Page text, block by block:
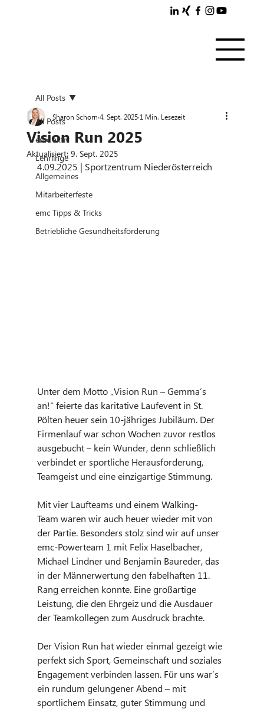
All Posts
emc aktiv
Lehrlinge
Allgemeines
Mitarbeiterfeste
emc Tipps & Tricks
Betriebliche Gesundheitsförderung
All Posts
Vision Run 2025
Sharon Schorn 4. Sept. 2025 1 Min. Lesezeit
Aktualisiert: 9. Sept. 2025
4.09.2025 | Sportzentrum Niederösterreich
Unter dem Motto „Vision Run – Gemma’s
an!“ feierte das karitative Laufevent in St.
Pölten heuer sein 10-jähriges Jubiläum. Der
Firmenlauf war schon Wochen zuvor restlos
ausgebucht – kein Wunder, denn schließlich
verbindet er sportliche Herausforderung,
Teamgeist und eine einzigartige Stimmung.
Mit vier Laufteams und einem Walking-
Team waren wir auch heuer wieder mit von
der Partie. Besonders stolz sind wir auf unser
emc-Powerteam 1 mit Felix Haselbacher,
Michael Lindner und Benjamin Baureder, das
in der Männerwertung den fabelhaften 11.
Rang erreichen konnte. Eine großartige
Leistung, die den Ehrgeiz und die Ausdauer
der Teamkollegen zum Ausdruck brachte.
Der Vision Run hat wieder einmal gezeigt wie
perfekt sich Sport, Gemeinschaft und soziales
Engagement verbinden lassen. Für uns war’s
ein rundum gelungener Abend – mit
sportlichem Einsatz, guter Stimmung und